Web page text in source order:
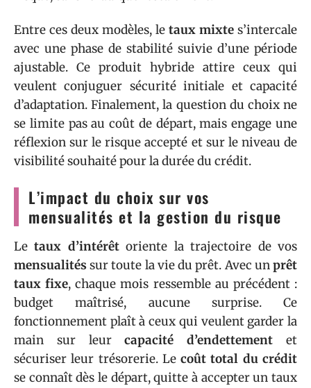
Entre ces deux modèles, le taux mixte s’intercale
avec une phase de stabilité suivie d’une période
ajustable. Ce produit hybride attire ceux qui
veulent conjuguer sécurité initiale et capacité
d’adaptation. Finalement, la question du choix ne
se limite pas au coût de départ, mais engage une
réflexion sur le risque accepté et sur le niveau de
visibilité souhaité pour la durée du crédit.
L’impact du choix sur vos
mensualités et la gestion du risque
Letaux d’intérêtoriente la trajectoire de vos
mensualités sur toute la vie du prêt. Avec unprêt
taux fixe, chaque mois ressemble au précédent :
budget maîtrisé, aucune surprise. Ce
fonctionnement plaît à ceux qui veulent garder la
main sur leurcapacité d’endettement et
sécuriser leur trésorerie. Lecoût total du crédit
se connaît dès le départ, quitte à accepter un taux